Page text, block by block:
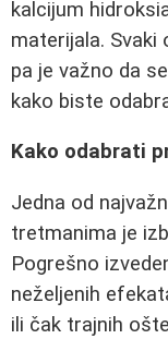
kalcijum
materijala. Svaki
pa je važno da
kako biste
Kako odabrati
Jedna od
tretmanima je
Pogrešno
neželjenih
ili čak trajnih